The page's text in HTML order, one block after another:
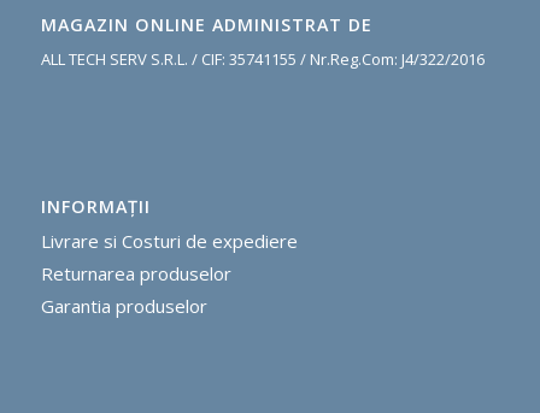
MAGAZIN ONLINE ADMINISTRAT DE
ALL TECH SERV S.R.L. / CIF: 35741155 / Nr.Reg.Com: J4/322/2016
INFORMAŢII
Livrare si Costuri de expediere
Returnarea produselor
Garantia produselor